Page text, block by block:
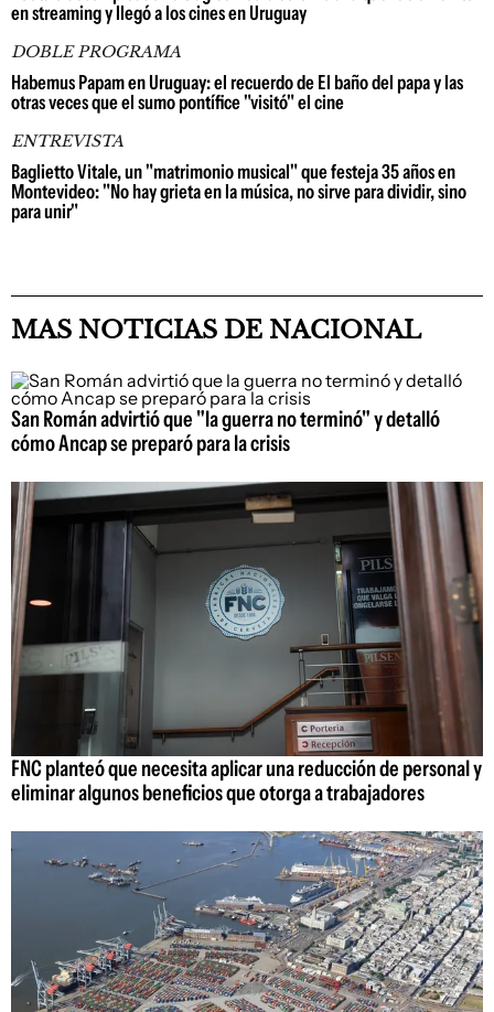
en streaming y llegó a los cines en Uruguay
DOBLE PROGRAMA
Habemus Papam en Uruguay: el recuerdo de El baño del papa y las
otras veces que el sumo pontífice "visitó" el cine
ENTREVISTA
Baglietto Vitale, un "matrimonio musical" que festeja 35 años en
Montevideo: "No hay grieta en la música, no sirve para dividir, sino
para unir"
MAS NOTICIAS DE NACIONAL
San Román advirtió que "la guerra no terminó" y detalló
cómo Ancap se preparó para la crisis
FNC planteó que necesita aplicar una reducción de personal y
eliminar algunos beneficios que otorga a trabajadores